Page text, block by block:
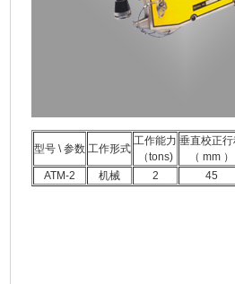
型号 \ 参数 工作形式
工作能力
（tons)
垂直校正行
（ mm ）
ATM-2
机械 2 45